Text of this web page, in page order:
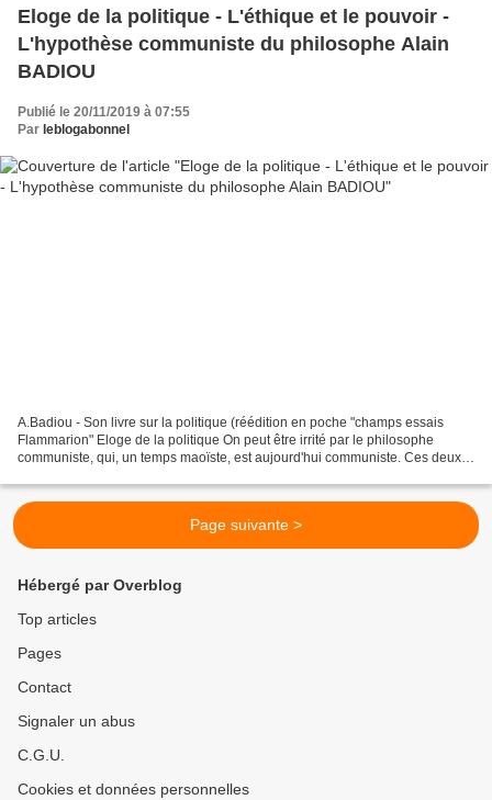
Eloge de la politique - L'éthique et le pouvoir -
L'hypothèse communiste du philosophe Alain
BADIOU
Publié le 20/11/2019 à 07:55
Par leblogabonnel
A.Badiou - Son livre sur la politique (réédition en poche "champs essais
Flammarion" Eloge de la politique On peut être irrité par le philosophe
communiste, qui, un temps maoïste, est aujourd'hui communiste. Ces deux
Page suivante >
Hébergé par Overblog
Top articles
Pages
Contact
Signaler un abus
C.G.U.
Cookies et données personnelles